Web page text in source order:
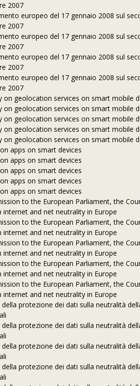
2007
europeo del 17 gennaio 2008 sul
2007
europeo del 17 gennaio 2008 sul
2007
europeo del 17 gennaio 2008 sul
2007
europeo del 17 gennaio 2008 sul
2007
on geolocation services on smart mobile
on geolocation services on smart mobile
on geolocation services on smart mobile
on geolocation services on smart mobile
on geolocation services on smart mobile
apps on smart devices
apps on smart devices
apps on smart devices
apps on smart devices
apps on smart devices
to the European Parliament, the
and net neutrality in Europe
to the European Parliament, the
and net neutrality in Europe
to the European Parliament, the
and net neutrality in Europe
to the European Parliament, the
and net neutrality in Europe
to the European Parliament, the
and net neutrality in Europe
protezione dei dati sulla neutralità
protezione dei dati sulla neutralità
protezione dei dati sulla neutralità
protezione dei dati sulla neutralità